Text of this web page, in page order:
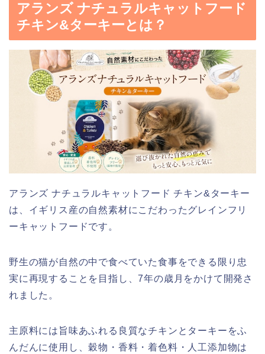
アランズ ナチュラルキャットフード
チキン&ターキーとは？
アランズ ナチュラルキャットフード チキン&ターキー
は、イギリス産の自然素材にこだわったグレインフリ
ーキャットフードです。
野生の猫が自然の中で食べていた食事をできる限り忠
実に再現することを目指し、7年の歳月をかけて開発さ
れました。
主原料には旨味あふれる良質なチキンとターキーをふ
んだんに使用し、穀物・香料・着色料・人工添加物は